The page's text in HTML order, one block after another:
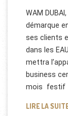
WAM
démarque
ses clients
dans les
mettra
business
mois festif
LIRE LA